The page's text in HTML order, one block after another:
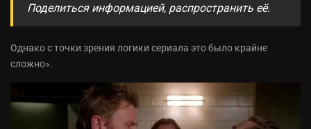
Поделиться информацией, распространить её.
Однако с точки зрения логики сериала это было крайне
сложно».